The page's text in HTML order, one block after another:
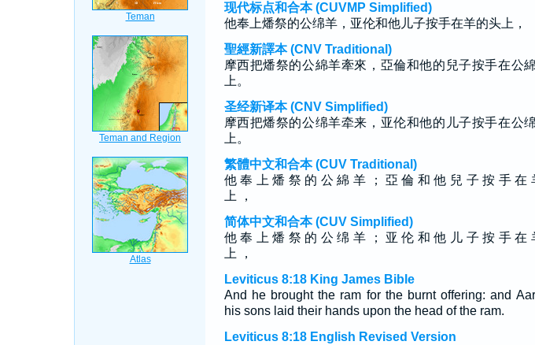
现代标点和合本 (CUVMP Simplified)
他奉上燔祭的公绵羊，亚伦和他儿子按手在羊的头上，
聖經新譯本 (CNV Traditional)
摩西把燔祭的公綿羊牽來，亞倫和他的兒子按手在公
上。
圣经新译本 (CNV Simplified)
摩西把燔祭的公绵羊牵来，亚伦和他的儿子按手在公
上。
繁體中文和合本 (CUV Traditional)
他 奉 上 燔 祭 的 公 綿 羊 ； 亞 倫 和 他 兒 子 按 手 在
上 ，
简体中文和合本 (CUV Simplified)
他 奉 上 燔 祭 的 公 绵 羊 ； 亚 伦 和 他 儿 子 按 手 在
上 ，
Leviticus 8:18 King James Bible
And he brought the ram for the burnt offering: and
his sons laid their hands upon the head of the ram.
Leviticus 8:18 English Revised Version